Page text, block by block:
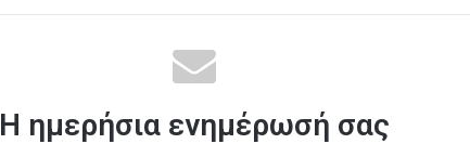
Η ημερήσια ενημέρωσή σας